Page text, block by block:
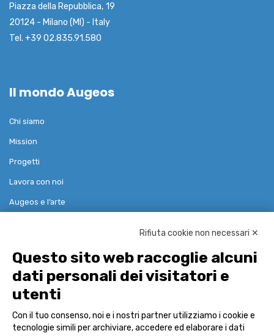
Piazza della Repubblica, 19
20124 - Milano (MI) - Italy
Tel. +39 02.835.91.580
Il mondo Augeos
Chi siamo
Mission
Progetti
Lavora con noi
Augeos e l’arte
Soluzioni
Governance Risk Compliance
Advisor
Rifiuta cookie non necessari ✕
Questo sito web raccoglie alcuni
dati personali dei visitatori e
utenti
Con il tuo consenso, noi e i nostri partner utilizziamo i cookie e
tecnologie simili per archiviare, accedere ed elaborare i dati